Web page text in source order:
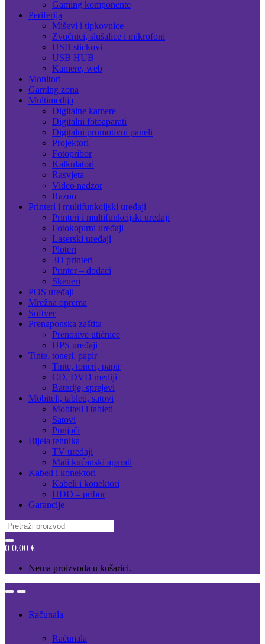
Gaming komponente
Periferija
Miševi i tipkovnice
Zvučnici, slušalice i mikrofoni
USB stickovi
USB HUB
Kamere, web
Monitori
Gaming zona
Multimedija
Digitalne kamere
Digitalni fotoaparati
Digitalni promotivni paneli
Projektori
Fotopribor
Kalkulatori
Rasvjeta
Video nadzor
Razno
Printeri i multifunkcijski uređaji
Printeri i multifunkcijski uređaji
Fotokopirni uređaji
Laserski uređaji
Ploteri
3D printeri
Printer – dodaci
Skeneri
POS uređaji
Mrežna oprema
Softver
Prenaponska zaštita
Prenosive utičnice
UPS uređaji
Tinte, toneri, papir
Tinte, toneri, papir
CD, DVD mediji
Baterije, sprejevi
Mobiteli, tableti, satovi
Mobiteli i tableti
Satovi
Punjači
Bijela tehnika
TV uređaji
Mali kućanski aparati
Kabeli i konektori
Kabeli i konektori
HDD – pribor
Garancije
Search
for:
0 0,00 €
Nema proizvoda u košarici.
OpenClose
Računala
Računala